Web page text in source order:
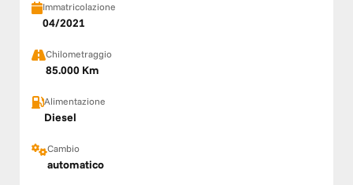
Immatricolazione
04/2021
Chilometraggio
85.000 Km
Alimentazione
Diesel
Cambio
automatico